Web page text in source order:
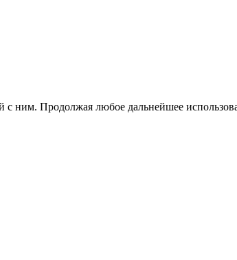
с ним. Продолжая любое дальнейшее